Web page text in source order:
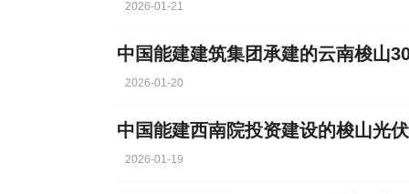
2026-01-21
中国能建建筑集团承建的云南梭山
2026-01-20
中国能建西南院投资建设的梭山光
2026-01-19